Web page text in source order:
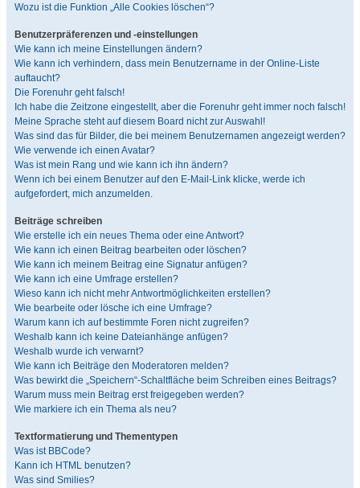
Wozu ist die Funktion „Alle Cookies löschen“?
Benutzerpräferenzen und -einstellungen
Wie kann ich meine Einstellungen ändern?
Wie kann ich verhindern, dass mein Benutzername in der Online-Liste
auftaucht?
Die Forenuhr geht falsch!
Ich habe die Zeitzone eingestellt, aber die Forenuhr geht immer noch falsch!
Meine Sprache steht auf diesem Board nicht zur Auswahl!
Was sind das für Bilder, die bei meinem Benutzernamen angezeigt werden?
Wie verwende ich einen Avatar?
Was ist mein Rang und wie kann ich ihn ändern?
Wenn ich bei einem Benutzer auf den E-Mail-Link klicke, werde ich
aufgefordert, mich anzumelden.
Beiträge schreiben
Wie erstelle ich ein neues Thema oder eine Antwort?
Wie kann ich einen Beitrag bearbeiten oder löschen?
Wie kann ich meinem Beitrag eine Signatur anfügen?
Wie kann ich eine Umfrage erstellen?
Wieso kann ich nicht mehr Antwortmöglichkeiten erstellen?
Wie bearbeite oder lösche ich eine Umfrage?
Warum kann ich auf bestimmte Foren nicht zugreifen?
Weshalb kann ich keine Dateianhänge anfügen?
Weshalb wurde ich verwarnt?
Wie kann ich Beiträge den Moderatoren melden?
Was bewirkt die „Speichern“-Schaltfläche beim Schreiben eines Beitrags?
Warum muss mein Beitrag erst freigegeben werden?
Wie markiere ich ein Thema als neu?
Textformatierung und Thementypen
Was ist BBCode?
Kann ich HTML benutzen?
Was sind Smilies?